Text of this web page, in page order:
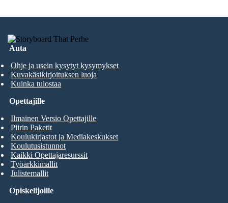
Auta
Ohje ja usein kysytyt kysymykset
Kuvakäsikirjoituksen luoja
Kuinka tulostaa
Opiskelijoille
Opettajille
Ilmainen Versio Opettajille
Piirin Paketit
Koulukirjastot ja Mediakeskukset
Koulutusistunnot
Kaikki Opettajaresurssit
Työarkkimallit
Julistemallit